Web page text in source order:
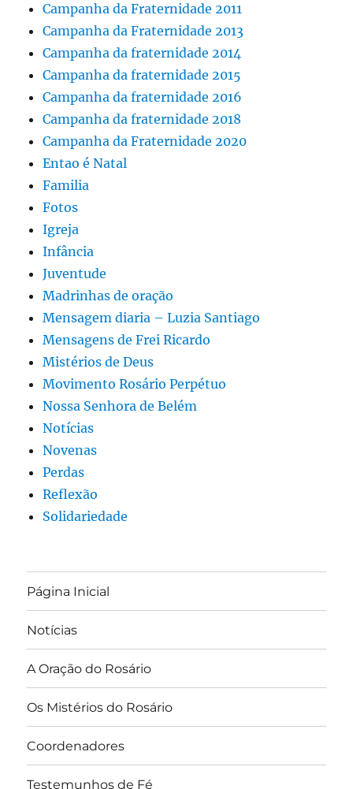
Campanha da Fraternidade 2011
Campanha da Fraternidade 2013
Campanha da fraternidade 2014
Campanha da fraternidade 2015
Campanha da fraternidade 2016
Campanha da fraternidade 2018
Campanha da Fraternidade 2020
Entao é Natal
Familia
Fotos
Igreja
Infância
Juventude
Madrinhas de oração
Mensagem diaria – Luzia Santiago
Mensagens de Frei Ricardo
Mistérios de Deus
Movimento Rosário Perpétuo
Nossa Senhora de Belém
Notícias
Novenas
Perdas
Reflexão
Solidariedade
Página Inicial
Notícias
A Oração do Rosário
Os Mistérios do Rosário
Coordenadores
Testemunhos de Fé